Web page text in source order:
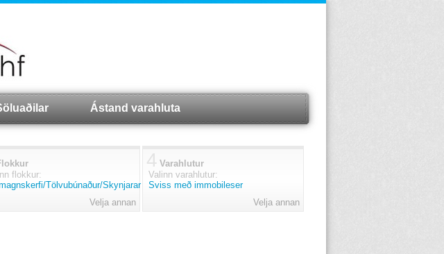
Ástand varahluta
flokkur:
Tölvubúnaður/Skynjarar
Velja annan
4 Varahlutur
Valinn varahlutur:
Sviss með immobileser
Velja annan